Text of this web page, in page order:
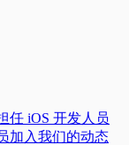
任 iOS 开发人员
加入我们的动态